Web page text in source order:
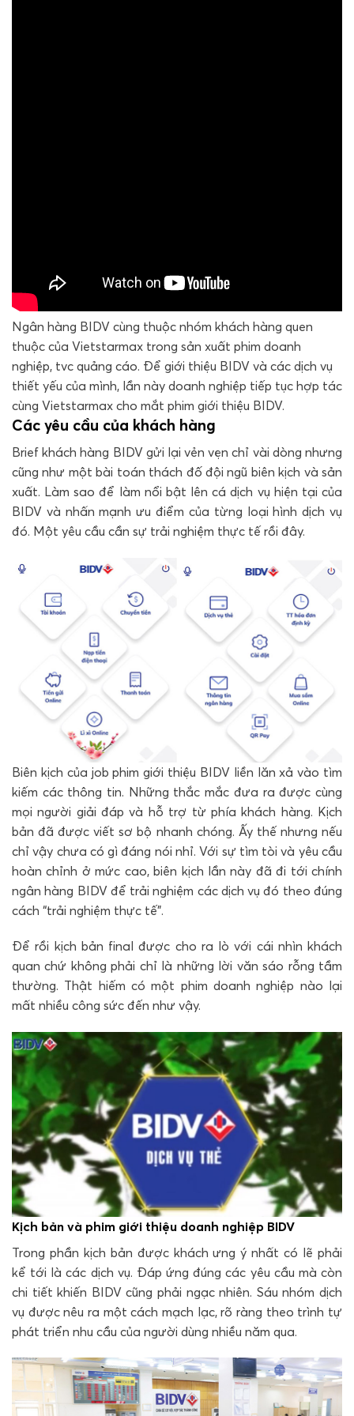
Ngân hàng BIDV cùng thuộc nhóm khách hàng quen
thuộc của Vietstarmax trong sản xuất phim doanh
nghiệp, tvc quảng cáo. Để giới thiệu BIDV và các dịch vụ
thiết yếu của mình, lần này doanh nghiệp tiếp tục hợp tác
cùng Vietstarmax cho mắt phim giới thiệu BIDV.
Các yêu cầu của khách hàng
Brief khách hàng BIDV gửi lại vẻn vẹn chỉ vài dòng nhưng
cũng như một bài toán thách đố đội ngũ biên kịch và sản
xuất. Làm sao để làm nổi bật lên cá dịch vụ hiện tại của
BIDV và nhấn mạnh ưu điểm của từng loại hình dịch vụ
đó. Một yêu cầu cần sự trải nghiệm thực tế rồi đây.
Biên kịch của job phim giới thiệu BIDV liền lăn xả vào tìm
kiếm các thông tin. Những thắc mắc đưa ra được cùng
mọi người giải đáp và hỗ trợ từ phía khách hàng. Kịch
bản đã được viết sơ bộ nhanh chóng. Ấy thế nhưng nếu
chỉ vậy chưa có gì đáng nói nhỉ. Với sự tìm tòi và yêu cầu
hoàn chỉnh ở mức cao, biên kịch lần này đã đi tới chính
ngân hàng BIDV để trải nghiệm các dịch vụ đó theo đúng
cách “trải nghiệm thực tế”.
Để rồi kịch bản final được cho ra lò với cái nhìn khách
quan chứ không phải chỉ là những lời văn sáo rỗng tầm
thường. Thật hiếm có một phim doanh nghiệp nào lại
mất nhiều công sức đến như vậy.
Kịch bản và phim giới thiệu doanh nghiệp BIDV
Trong phần kịch bản được khách ưng ý nhất có lẽ phải
kể tới là các dịch vụ. Đáp ứng đúng các yêu cầu mà còn
chi tiết khiến BIDV cũng phải ngạc nhiên. Sáu nhóm dịch
vụ được nêu ra một cách mạch lạc, rõ ràng theo trình tự
phát triển nhu cầu của người dùng nhiều năm qua.